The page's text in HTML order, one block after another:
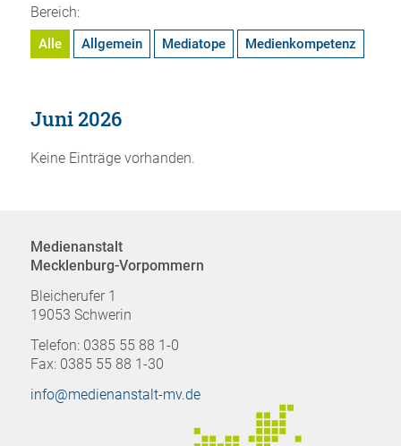
Bereich:
Alle Allgemein Mediatope Medienkompetenz
Juni 2026
Keine Einträge vorhanden.
Medienanstalt
Mecklenburg-Vorpommern
Bleicherufer 1
19053 Schwerin
Telefon: 0385 55 88 1-0
Fax: 0385 55 88 1-30
info@medienanstalt-mv.de